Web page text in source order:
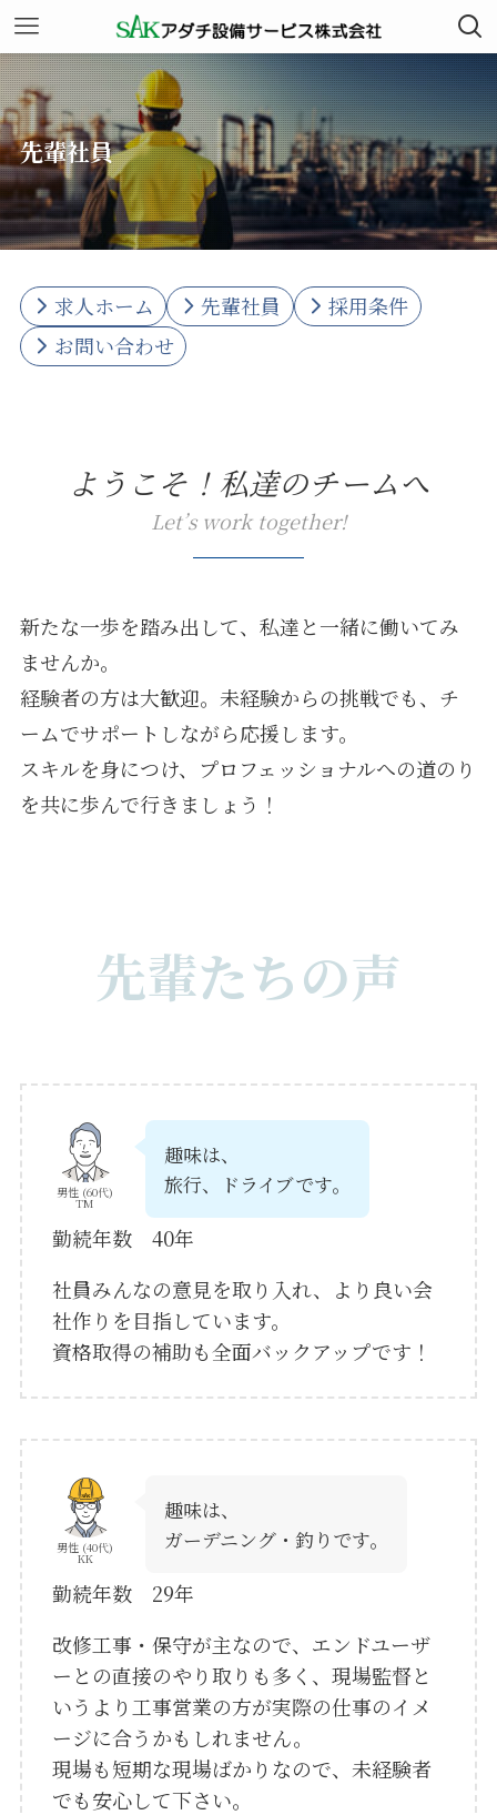
先輩社員
求人ホーム 先輩社員
採用条件
お問い合わせ
ようこそ！私達のチームへ
Let’s work together!
新たな一歩を踏み出して、私達と一緒に働いてみ
ませんか。
経験者の方は大歓迎。未経験からの挑戦でも、チ
ームでサポートしながら応援します。
スキルを身につけ、プロフェッショナルへの道のり
を共に歩んで行きましょう！
先輩たちの声
男性 (60代)
TM
趣味は、
旅行、ドライブです。
勤続年数 40年
社員みんなの意見を取り入れ、より良い会
社作りを目指しています。
資格取得の補助も全面バックアップです！
男性 (40代)
KK
趣味は、
ガーデニング・釣りです。
勤続年数 29年
改修工事・保守が主なので、エンドユーザ
ーとの直接のやり取りも多く、現場監督と
いうより工事営業の方が実際の仕事のイメ
ージに合うかもしれません。
現場も短期な現場ばかりなので、未経験者
でも安心して下さい。